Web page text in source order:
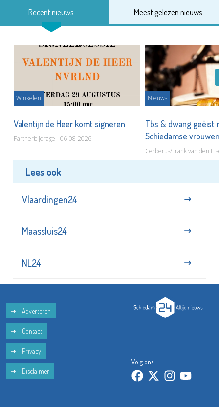
Recent nieuws Meest gelezen nieuws
Winkelen
Valentijn de Heer komt signeren
Partnerbijdrage - 06-08-2026
Nieuws
Tbs & dwang geëist
Schiedamse
Cerberus/Frank van den
Lees ook
Vlaardingen24
Maassluis24
NL24
Adverteren
Contact
Privacy
Disclaimer
Volg ons: